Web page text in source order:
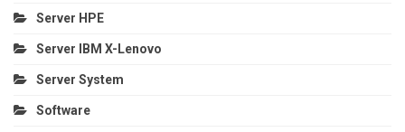
Server HPE
Server IBM X-Lenovo
Server System
Software